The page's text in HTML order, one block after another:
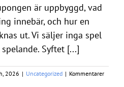
är uppbyggd, vad
innebär, och hur en
ut. Vi säljer inga spel
Syftet [...]
2026 | Uncategorized | Kommentarer